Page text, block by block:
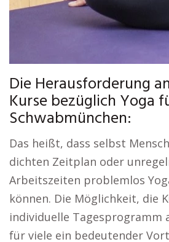
Die Herausforderung
Kurse bezüglich Yoga
Schwabmünchen:
Das heißt, dass selbst
dichten Zeitplan oder
Arbeitszeiten problemlos
können. Die Möglichkeit, die
individuelle Tagesprogramm
für viele ein bedeutender